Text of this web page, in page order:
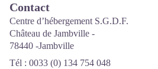
Contact
Centre d’hébergement S.G.D.F.
Château de Jambville -
78440 -Jambville
Tél : 0033 (0) 134 754 048